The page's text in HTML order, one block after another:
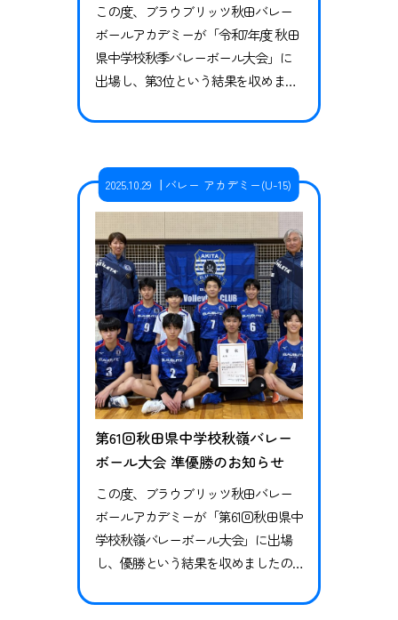
この度、ブラウブリッツ秋田バレー
ボールアカデミーが「令和7年度 秋田
県中学校秋季バレーボール大会」に
出場し、第3位という結果を収めまし
結果 1回戦vs 横手明峰中学校・十文字
6、25-14）勝利 準決勝vs 十文字中学
校1-2（9-25、25-16、19-25）敗戦 準決
勝では先日の秋嶺バレーボール大会
で敗戦した十文字…
2025.10.29 バレー アカデミー(U-15)
第61回秋田県中学校秋嶺バレー
ボール大会 準優勝のお知らせ
この度、ブラウブリッツ秋田バレー
ボールアカデミーが「第61回秋田県中
学校秋嶺バレーボール大会」に出場
し、優勝という結果を収めましたの
グ 3チームによる予選リーグ（2セッ